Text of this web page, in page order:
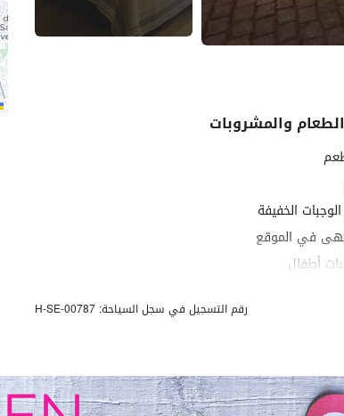
الطعام والمشروبات
الوجبات الخفيفة
في الموقع
أطفال
فطور في الغرفةرقم التسجيل في سجل السياحة: H-SE-00787